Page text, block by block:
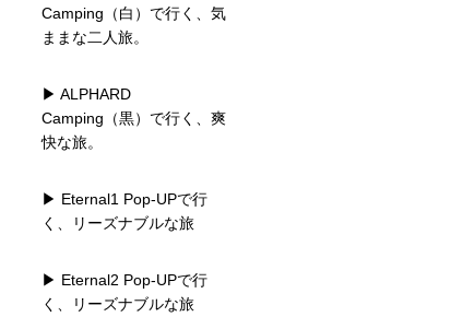
Camping（白）で行く、気
ままな二人旅。
▶ ALPHARD
Camping（黒）で行く、爽
快な旅。
▶ Eternal1 Pop-UPで行
く、リーズナブルな旅
▶ Eternal2 Pop-UPで行
く、リーズナブルな旅